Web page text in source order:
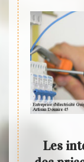
Les